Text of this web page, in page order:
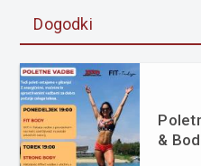
Dogodki
&